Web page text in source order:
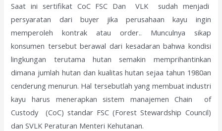
Saat ini sertifikat CoC FSC Dan VLK sudah menjadi
persyaratan dari buyer jika perusahaan kayu ingin
memperoleh kontrak atau order.. Munculnya sikap
konsumen tersebut berawal dari kesadaran bahwa kondisi
lingkungan terutama hutan semakin memprihantinkan
dimana jumlah hutan dan kualitas hutan sejaa tahun 1980an
cenderung menurun. Hal tersebutlah yang membuat industri
kayu harus menerapkan sistem manajemen Chain of
Custody (CoC) standar FSC (Forest Stewardship Council)
dan SVLK Peraturan Menteri Kehutanan.